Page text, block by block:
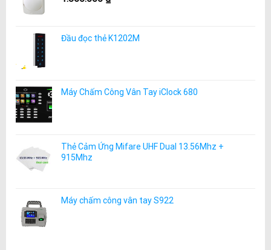
Đầu đọc thẻ K1202M
Máy Chấm Công Vân Tay iClock 680
Thẻ Cảm Ứng Mifare UHF Dual 13.56Mhz +
915Mhz
Máy chấm công vân tay S922